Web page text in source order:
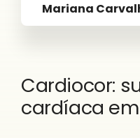
Mariana
Cardiocor:
cardíaca